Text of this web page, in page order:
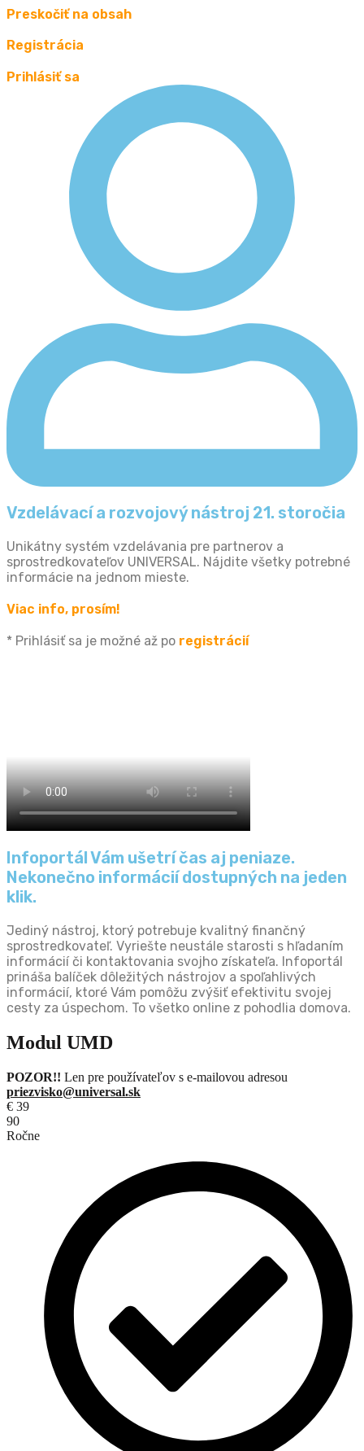
Preskočiť na obsah
Registrácia
Prihlásiť sa
Vzdelávací a rozvojový nástroj 21. storočia
Unikátny systém vzdelávania pre partnerov a
sprostredkovateľov UNIVERSAL. Nájdite všetky potrebné
informácie na jednom mieste.
Viac info, prosím!
* Prihlásiť sa je možné až po registrácií
Infoportál Vám ušetrí čas aj peniaze.
Nekonečno informácií dostupných na jeden
klik.
Jediný nástroj, ktorý potrebuje kvalitný finančný
sprostredkovateľ. Vyriešte neustále starosti s hľadaním
informácií či kontaktovania svojho získateľa. Infoportál
prináša balíček dôležitých nástrojov a spoľahlivých
informácií, ktoré Vám pomôžu zvýšiť efektivitu svojej
cesty za úspechom. To všetko online z pohodlia domova.
Modul UMD
POZOR!! Len pre používateľov s e-mailovou adresou
priezvisko@universal.sk
€ 39
90
Ročne